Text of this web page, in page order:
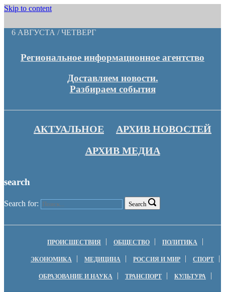
Skip to content
6 АВГУСТА / ЧЕТВЕРГ
Региональное информационное агентство
Доставляем новости.
Разбираем события
АКТУАЛЬНОЕ
АРХИВ НОВОСТЕЙ
АРХИВ МЕДИА
search
Search for: Search
ПРОИСШЕСТВИЯ ОБЩЕСТВО ПОЛИТИКА
ЭКОНОМИКА МЕДИЦИНА РОССИЯ И МИР СПОРТ
ОБРАЗОВАНИЕ И НАУКА ТРАНСПОРТ КУЛЬТУРА